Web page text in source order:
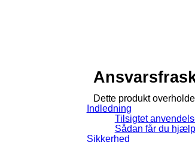
Dette produkt
Indledning
Tilsigtet
Sådan får du hjælp
Sikkerhed